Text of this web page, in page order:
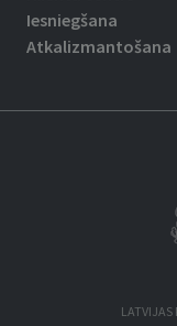
Iesniegšana
Atkalizmantošana
LATVIJAS